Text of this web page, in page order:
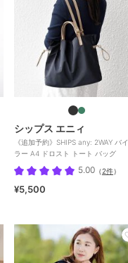
シップス エニィ
《追加予約》SHIPS any: 2WAY バ
ラー A4 ドロスト トート バッグ
5.00 （2件）
¥5,500